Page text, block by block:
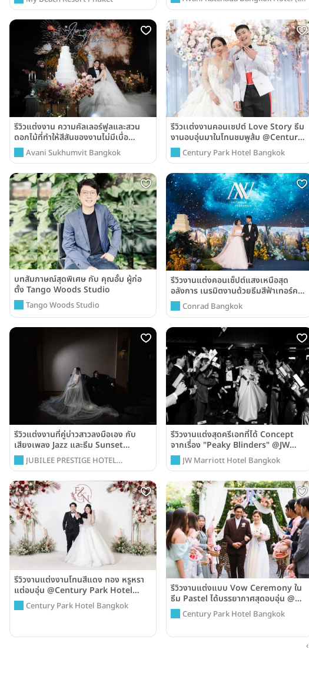
แรมอวานี รัชดา กรุงเทพฯ)
รีวิวแต่งงาน ความคัลเลอร์ฟูลและสวน
ดอกไม้ที่ทำให้สีสันของงานไม่มีเบื่อ
@Avani Sukhumvit Bangkok
Avani Sukhumvit Bangkok
รีวิวเเต่งงานคอนเซปต์ Love Story ธีม
งานอบอุ่นมาในโทนชมพูส้ม @Century
Park Hotel Bangkok
Century Park Hotel Bangkok
บทสัมภาษณ์สุดพิเศษ กับ คุณอั้ม ผู้ก่อ
ตั้ง Tango Woods Studio
Tango Woods Studio
รีวิวงานแต่งคอนเซ็ปต์แสงเหนือสุด
อลังการ เนรมิตงานด้วยธีมสีฟ้าเทอร์ค
วอยซ์ @ Conrad Bangkok
Conrad Bangkok
รีวิวแต่งงานที่คู่บ่าวสาวลงมือเอง กับ
เสียงเพลง Jazz และธีม Sunset
@Swissôtel Bangkok Ratchada
JUBILEE PRESTIGE HOTEL
RATCHADAPISEK
รีวิวงานแต่งสุดครีเอทที่ได้ Concept
จากเรื่อง "Peaky Blinders" @JW
Marriott Hotel Bangkok
JW Marriott Hotel Bangkok
รีวิวงานแต่งงานโทนสีแดง ทอง หรูหรา
แต่อบอุ่น @Century Park Hotel
Bangkok
Century Park Hotel Bangkok
รีวิวงานแต่งแบบ Vow Ceremony ใน
ธีม Pastel ได้บรรยากาศสุดอบอุ่น @
Century Park Hotel Bangkok
Century Park Hotel Bangkok
‹